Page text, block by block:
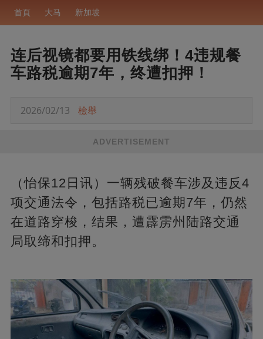
首頁 大马 新加坡
连后视镜都要用铁线绑！4违规餐
车路税逾期7年，终遭扣押！
2026/02/13 檢舉
ADVERTISEMENT
（怡保12日讯）一辆残破餐车涉及违反4
项交通法令，包括路税已逾期7年，仍然
在道路穿梭，结果，遭霹雳州陆路交通
局取缔和扣押。